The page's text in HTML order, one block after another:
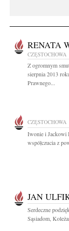
RENATA
CZĘSTOCHOWA
Z ogromnym
sierpnia 2013
Prawnego...
CZĘSTOCHOWA
Iwonie i Jackowi
współczucia z
JAN
Serdeczne
Sąsiadom,